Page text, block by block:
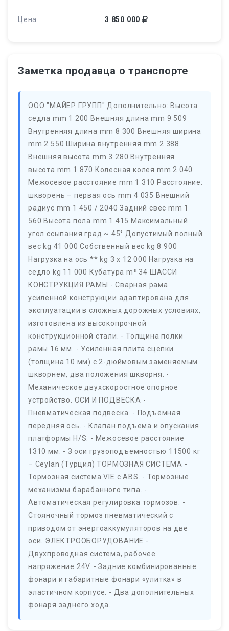
Цена 3 850 000
Заметка продавца о транспорте
ООО "МАЙЕР ГРУПП" Дополнительно: Высота
седла mm 1 200 Внешняя длина mm 9 509
Внутренняя длина mm 8 300 Внешняя ширина
mm 2 550 Ширина внутренняя mm 2 388
Внешняя высота mm 3 280 Внутренняя
высота mm 1 870 Колесная колея mm 2 040
Межосевое расстояние mm 1 310 Расстояние:
шкворень – первая ось mm 4 035 Внешний
радиус mm 1 450 / 2040 Задний свес mm 1
560 Высота пола mm 1 415 Максимальный
угол ссыпания град ~ 45° Допустимый полный
вес kg 41 000 Собственный вес kg 8 900
Нагрузка на ось ** kg 3 x 12 000 Нагрузка на
седло kg 11 000 Кубатура m³ 34 ШАССИ
КОНСТРУКЦИЯ РАМЫ - Сварная рама
усиленной конструкции адаптирована для
эксплуатации в сложных дорожных условиях,
изготовлена из высокопрочной
конструкционной стали. - Толщина полки
рамы 16 мм. - Усиленная плита сцепки
(толщина 10 мм) c 2-дюймовым заменяемым
шкворнем, два положения шкворня. -
Механическое двухскоростное опорное
устройство. ОСИ И ПОДВЕСКА -
Пневматическая подвеска. - Подъёмная
передняя ось. - Клапан подъема и опускания
платформы H/S. - Межосевое расстояние
1310 мм. - З оси грузоподъемностью 11500 кг
– Ceylan (Турция) ТОРМОЗНАЯ СИСТЕМА -
Тормозная система VIE с ABS. - Тормозные
механизмы барабанного типа. -
Автоматическая регулировка тормозов. -
Стояночный тормоз пневматический с
приводом от энергоаккумуляторов на две
оси. ЭЛЕКТРООБОРУДОВАНИЕ -
Двухпроводная система, рабочее
напряжение 24V. - Задние комбинированные
фонари и габаритные фонари «улитка» в
эластичном корпусе. - Два дополнительных
фонаря заднего хода.